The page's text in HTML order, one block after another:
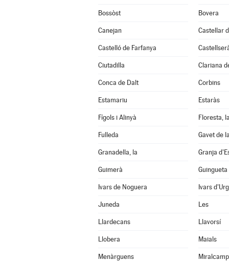
Bossòst Bovera
Canejan Castellar
Castelló de Farfanya
Ciutadilla Clariana
Conca de Dalt Corbins
Estamariu Estaràs
Fígols i Alinyà Floresta, la
Fulleda Gavet de
Granadella, la Granja
Guimerà Guingueta
Ivars de Noguera Ivars
Juneda Les
Llardecans Llavorsí
Llobera Maials
Menàrguens Miralcamp